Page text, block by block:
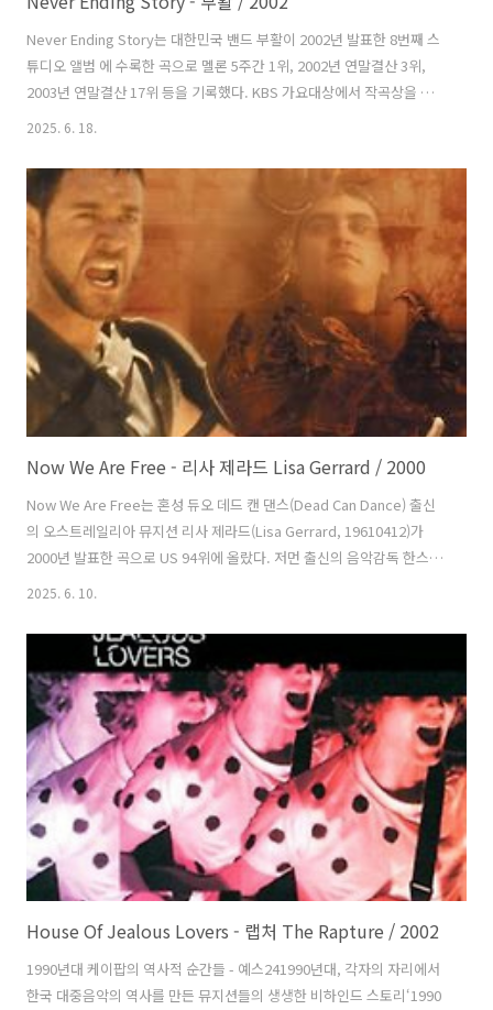
Never Ending Story는 대한민국 밴드 부활이 2002년 발표한 8번째 스
튜디오 앨범 에 수록한 곡으로 멜론 5주간 1위, 2002년 연말결산 3위,
2003년 연말결산 17위 등을 기록했다. KBS 가요대상에서 작곡상을 받
았다. 윤상현이 커버해 많은 사랑을 받았고 싱글까지 냈다. 2025년 아이
김태원이 만들었고 도입부는 김태원의 딸이 좋아하던 디즈니 애니메이
션 에 나오는 Someday My Prince Will Come의 멜로디를 차용했다.
김태원 저작권 1등 곡이고 당시 저작권 액수를 확인하다가 1억이 넘자 너
무 놀라 수화기를 떨어뜨렸다고 말했다. 김태원은 정동하가 첫 소절을 토
대로, 노래 제목을 "송달수"라고 불러 ..
2025. 6. 18.
Now We Are Free - 리사 제라드 Lisa Gerrard / 2000
Now We Are Free는 혼성 듀오 데드 캔 댄스(Dead Can Dance) 출신
의 오스트레일리아 뮤지션 리사 제라드(Lisa Gerrard, 19610412)가
2000년 발표한 곡으로 US 94위에 올랐다. 저먼 출신의 음악감독 한스
짐머( Hans Zimmer)와 리사가 함께 작업한 리들리 스콧(Ridley Scott)
Orchestra)를 이끄는 개빈 그리너웨이(Gavin Greenaway)가 지휘를
맡았고 클라우스 바델트(Klaus Badelt)가 프로듀서를 맡았다. 한스는
"당시 데드 캔 댄스의 음악을 계속 들었어요. 그래서 우리도 이런 스타일
로 음악을 할 수 없을까를 고민했고 누군가 리사에게 연락해보자고 해
서..
2025. 6. 10.
House Of Jealous Lovers - 랩처 The Rapture / 2002
1990년대 케이팝의 역사적 순간들 - 예스241990년대, 각자의 자리에서
한국 대중음악의 역사를 만든 뮤지션들의 생생한 비하인드 스토리‘1990